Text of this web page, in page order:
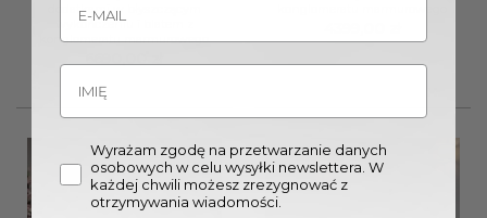
dodatkami w błyszczącym
wykończeniu i blatem z
konglomeratu marmurowego
Wyrażam zgodę na przetwarzanie danych
osobowych w celu wysyłki newslettera. W
każdej chwili możesz zrezygnować z
otrzymywania wiadomości.